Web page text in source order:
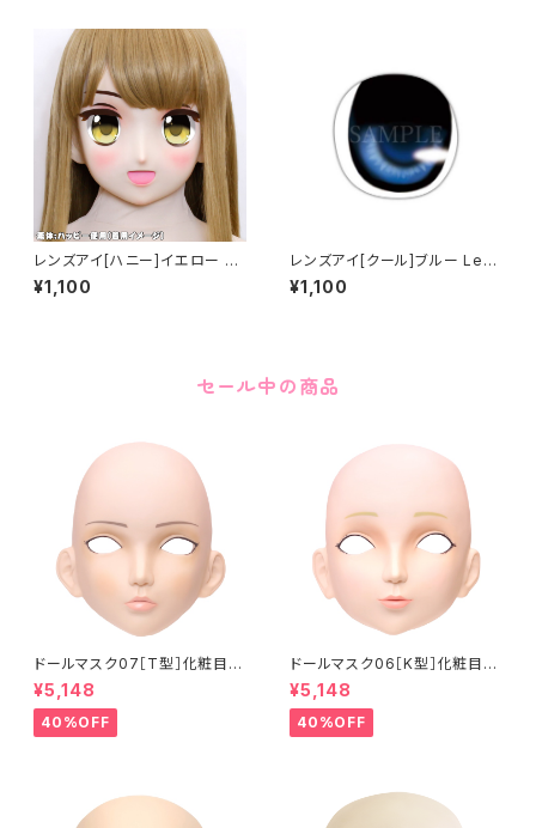
レンズアイ[ハニー]イエロー Le
ns eye [Honey] Yellow
¥1,100
レンズアイ[クール]ブルー Lens
eye [Cool] Blue
¥1,100
セール中の商品
ドールマスク07［T型］化粧目穴
処理済 MASK07 [DOLL T] O
pening eye hole and make
up
¥5,148
40%OFF
ドールマスク06［K型］化粧目穴
処理 MASK06 [DOLL K] Op
ening eye hole and make
up
¥5,148
40%OFF